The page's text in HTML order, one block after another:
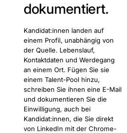
dokumentiert.
Kandidat:innen landen auf
einem Profil, unabhängig von
der Quelle. Lebenslauf,
Kontaktdaten und Werdegang
an einem Ort. Fügen Sie sie
einem Talent-Pool hinzu,
schreiben Sie ihnen eine E-Mail
und dokumentieren Sie die
Einwilligung, auch bei
Kandidat:innen, die Sie direkt
von LinkedIn mit der Chrome-